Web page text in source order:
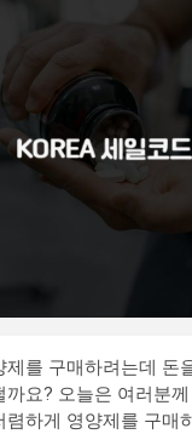
제를 구매하려는데 돈
까요? 오늘은 여러분
렴하게 영양제를 구매